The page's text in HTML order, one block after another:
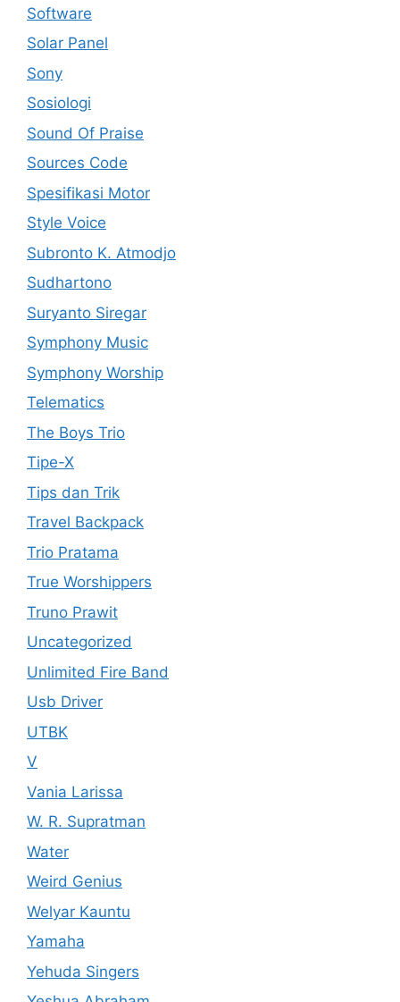
Software
Solar Panel
Sony
Sosiologi
Sound Of Praise
Sources Code
Spesifikasi Motor
Style Voice
Subronto K. Atmodjo
Sudhartono
Suryanto Siregar
Symphony Music
Symphony Worship
Telematics
The Boys Trio
Tipe-X
Tips dan Trik
Travel Backpack
Trio Pratama
True Worshippers
Truno Prawit
Uncategorized
Unlimited Fire Band
Usb Driver
UTBK
V
Vania Larissa
W. R. Supratman
Water
Weird Genius
Welyar Kauntu
Yamaha
Yehuda Singers